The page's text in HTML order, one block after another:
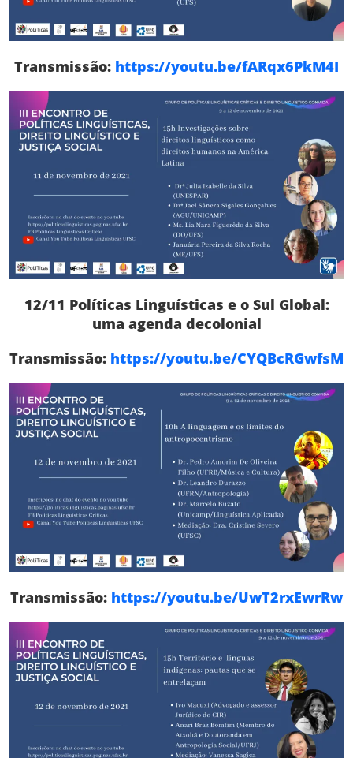
Transmissão: https://youtu.be/fARqx6PkM4I
12/11 Políticas Linguísticas e o Sul Global:
uma agenda decolonial
Transmissão: https://youtu.be/CYQBcRGwfsM
Transmissão: https://youtu.be/UwT2rxEwrRw